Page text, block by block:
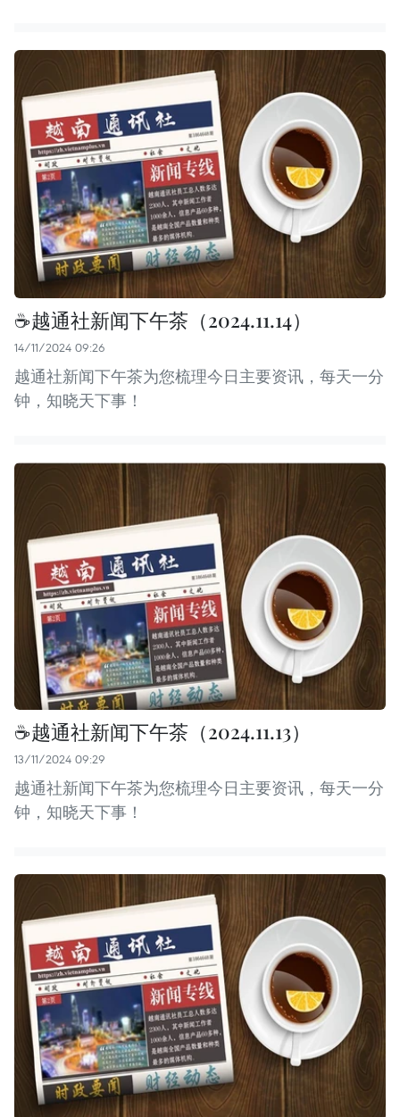
☕️越通社新闻下午茶（2024.11.14）
14/11/2024 09:26
越通社新闻下午茶为您梳理今日主要资讯，每天一分
钟，知晓天下事！
☕️越通社新闻下午茶（2024.11.13）
13/11/2024 09:29
越通社新闻下午茶为您梳理今日主要资讯，每天一分
钟，知晓天下事！